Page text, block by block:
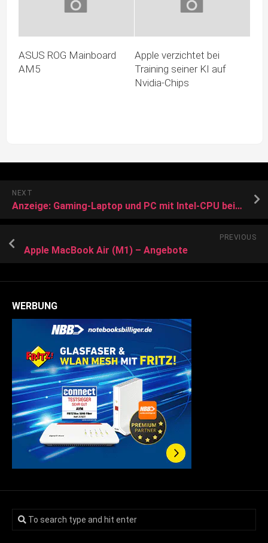
ASUS ROG Mainboard
AM5
Apple verzichtet bei
Training seiner KI auf
Nvidia-Chips
NEXT
Anzeige: Gaming-Laptop und PC mit Intel-CPU bei Saturn mit Rabatt
PREVIOUS
Apple MacBook Air (M1) – Angebote
WERBUNG